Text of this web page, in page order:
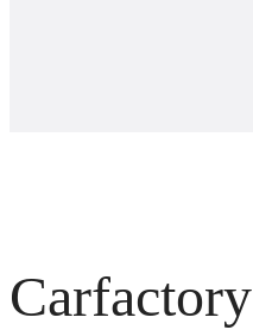
Carfactory